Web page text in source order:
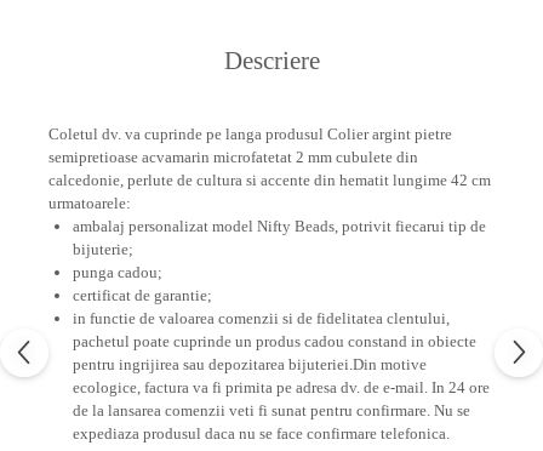
Descriere
Coletul dv. va cuprinde pe langa produsul Colier argint pietre
semipretioase acvamarin microfatetat 2 mm cubulete din
calcedonie, perlute de cultura si accente din hematit lungime 42 cm
urmatoarele:
ambalaj personalizat model Nifty Beads, potrivit fiecarui tip de
bijuterie;
punga cadou;
certificat de garantie;
in functie de valoarea comenzii si de fidelitatea clentului,
pachetul poate cuprinde un produs cadou constand in obiecte
pentru ingrijirea sau depozitarea bijuteriei.Din motive
ecologice, factura va fi primita pe adresa dv. de e-mail. In 24 ore
de la lansarea comenzii veti fi sunat pentru confirmare. Nu se
expediaza produsul daca nu se face confirmare telefonica.